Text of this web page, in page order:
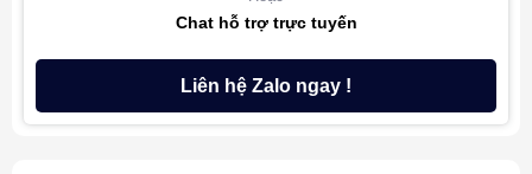
Chat hỗ trợ trực tuyến
Liên hệ Zalo ngay !